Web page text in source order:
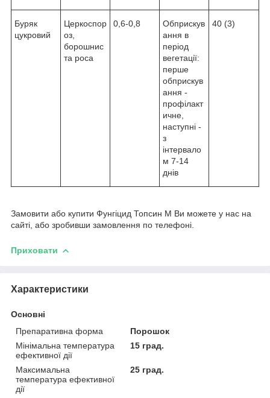
Буряк
цукровий
Церкоспор
оз,
борошнис
та роса
0,6-0,8
Обприскув
ання в
період
вегетації:
перше
обприскув
ання -
профілакт
ичне,
наступні -
з
інтервало
м 7-14
днів
40 (3)
Замовити або купити Фунгіцид Топсин М Ви можете у нас на
сайті, або зробивши замовлення по телефоні.
Приховати
Характеристики
Основні
Препаративна форма
Порошок
Мінімальна температура
ефективної дії
15 град.
Максимальна
температура ефективної
дії
25 град.